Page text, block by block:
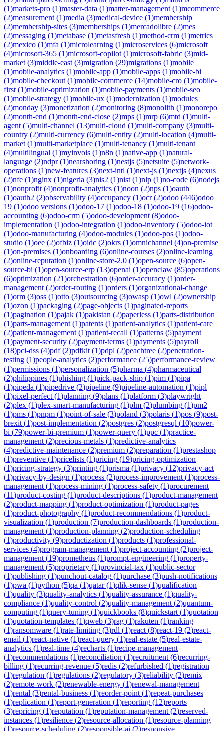
(1)markets-pro (1)master-data (1)matter-management (1)mcommerce
(2)measurement (1)media (3)medical-device (1)membership
(2)membership-sites (3)memberships (1)mercadolibre (2)mes
(2)messaging (1)metabase (1)metasfresh (1)method-crm (1)metrics
(2)mexico (1)mfa (1)microlearning (1)microservices (6)microsoft
(4)microsoft-365 (1)microsoft-copilot (1)microsoft-fabric (3)mid-
market (3)middle-east (3)migration (29)migrations (1)mobile
(1)mobile-analytics (1)mobile-app (1)mobile-apps (1)mobile-bi
(1)mobile-checkout (1)mobile-commerce (14)mobile-cro (1)mobile-
first (1)mobile-optimization (1)mobile-payments (1)mobile-seo
(1)mobile-strategy (1)mobile-ux (1)modernization (1)modules
(2)monday (3)monetization (2)monitoring (8)monolith (1)monorepo
(2)month-end (1)month-end-close (2)mps (1)mrp (6)mtd (1)multi-
agent (5)multi-channel (13)multi-cloud (1)multi-company (3)multi-
country (2)multi-currency (6)multi-entity (2)multi-location (4)multi-
market (1)multi-marketplace (1)multi-tenancy (1)multi-tenant
(4)multilingual (1)myinvois (1)n8n (1)native-app (1)natural-
language (2)ndpr(1)nearshoring (1)nestjs (5)netsuite (5)network-
operations (1)new-features (3)next-intl (1)next-js (1)nextjs (4)nexus
(2)nfe (1)nginx (1)nigeria (3)nis2 (1)nist (1)nlp (1)no-code (6)nodejs
(1)nonprofit (4)nonprofit-analytics (1)noon (2)nps (1)oauth
(1)oauth2 (2)observability (4)occupancy (1)ocr(2)odoo (446)odoo
19 (1)odoo versions (1)odoo-17 (1)odoo-18 (1)odoo-19 (16)odoo-
accounting (6)odoo-crm (5)odoo-development (8)odoo-
implementation (1)odoo-integration (1)odoo-inventory (5)odoo-iot
(1)odoo-manufacturing (4)odoo-modules (1)odoo-pos (1)odoo-
studio (1)oee (2)ofbiz (1)oidc (2)okrs (1)omnichannel (4)on-premise
(1)on-premises (1)onboarding (6)online-courses (2)online-learning
(2)online-reputation (1)online-store-2.0 (1)open-source (6)open-
source-bi (1)open-source-erp (13)openai (1)openclaw (85)operations
(6)optimization (21)orchestration (6)order-accuracy (1)order-
management (2)order-routing (1)orders (1)organizational-change
(1)orm (3)oss (1)otto (3)outsourcing (3)owasp (1)owl (2)ownership
(1)ozon (1)packaging (2)page-objects (1)paginated-reports
(1)pagination (1)pajak (1)pakistan (2)paperless (1)parts-distribution
(1)parts-management (1)patents (1)patient-analytics (1)patient-care
(2)patient-management (1)patient-recall (1)patterns (5)payment
(1)payment-security (2)payment-terms (1)payments (5)payroll
(18)pci-dss (4)pdf(2)pdfkit (1)pdpl (2)peachtree (2)penetration-
testing (1)people-analytics (2)performance (25)performance-review
(1)permissions (1)personalization (5)pharma (4)pharmaceutical
(2)philippines (1)phishing (1)pick-pack-ship (1)pim (1)pipa
(1)pipeda (1)pipedrive (2)pipeline (9)pipeline-automation (1)pipl
(1)pixel-perfect (1)planning (9)plans (1)platform (3)playwright
(2)plex (1)plex-smart-manufacturing (1)plm (2)plumbing (1)pm2
(1)pms (1)pnpm (1)point-of-sale (3)poland (3)polaris (1)pos (9)post-
brexit (1)post-implementation (2)postgres (2)postgresql (10)power-
bi (79)power-bi-premium (1)power-query (1)ppc (1)practice-
management (2)precious-metals (1)predictive-analytics
(4)predictive-maintenance (2)premium (2)preparation (1)prestashop
(1)preventive (1)pricelists (1)pricing (19)pricing-optimization
(1)pricing-strategy (3)printing (1)prisma (1)privacy (12)privacy-act
(1)privacy-by-design (1)process (2)process-improvement (1)process-
management (1)process-mining (1)process-safety (1)procurement
(11)product-costing (1)product-descriptions (1)product-management
(2)product-mapping (1)product-optimization (1)product-pages
(1)product-photography (1)product-recommendations (1)product-
visualization (1)production (7)production-dashboards (1)production-
management (1)production-planning (2)production-scheduling
(1)productivity (9)productization (1)products (1)professional-
services (4)program-management (1)project-accounting (2)project-
management (19)prometheus (1)prompt-engineering (1)property-
management (5)proprietary (1)provincial-tax (1)public-sector
(1)publishing (1)punchout-catalog (1)purchase (3)push-notifications
(1)pwa (1)python (5)qa (1)qatar(1)qlik-sense (1)qualification
(1)quality (3)quality-analytics (1)quality-assurance (1)quality-
compliance (1)quality-control (2)quality-management (2)quantum-
computing (1)query-tuning (1)quickbooks (8)quickstart (1)quotation
(1)quotation-templates (1)qweb (3)rag (1)rakuten (1)ranking
(1)ransomware (1)rate-limiting (3)rdl (1)react (8)react-19 (2)react-
email (1)react-native (1)react-query (1)real-estate (5)real-estate-
analytics (1)real-time (4)recharts (1)recipe-management
(1)recommendations (1)reconciliation (1)recruitment (6)recurring-
billing (1)recurring-revenue (5)redis (2)refurbished (1)registration
(1)regulation (1)regulations (2)regulatory (3)reliability (2)remix
(2)remote-work (2)renewable-energy (1)renewal-management
(1)rental (3)rental-business (1)reorder-point (1)repeat-purchases
(1)replication (1)report-generation (1)reporting (12)reports
(3)repricing (1)reputation (1)reputation-management (2)reserved-
instances (1)resilience (2)resource-allocation (1)resource-planning
(1)resource-scheduling (2)responsible-ai (2)responsive